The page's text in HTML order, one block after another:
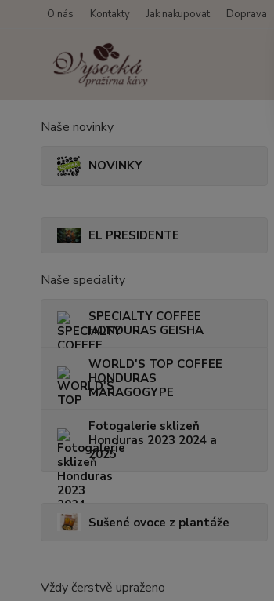
O nás Kontakty Jak nakupovat Doprava
Naše novinky
NOVINKY
EL PRESIDENTE
Naše speciality
SPECIALTY COFFEE
HONDURAS GEISHA
WORLD'S TOP COFFEE
HONDURAS
MARAGOGYPE
Fotogalerie sklizeň
Honduras 2023 2024 a
2025
Sušené ovoce z plantáže
Vždy čerstvě upraženo